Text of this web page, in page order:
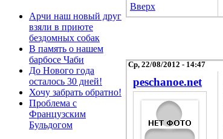
Арчи наш новый друг
взяли в приюте
бездомных собак
В память о нашем
барбосе Чаби
До Нового года
осталось 30 дней!
Хочу забрать обратно!
Проблема с
Французским
Бульдогом
Вверх
Ср, 22/08/2012 - 14:47
peschanoe.net